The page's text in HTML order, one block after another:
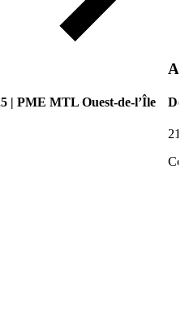
| PME MTL Ouest-de-l’Île
21